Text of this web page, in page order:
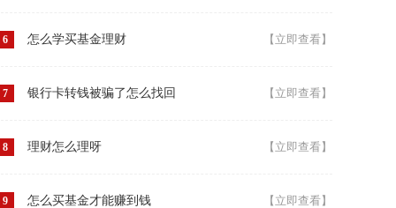
6 怎么学买基金理财 【立即查看】
7 银行卡转钱被骗了怎么找回 【立即查看】
8 理财怎么理呀 【立即查看】
9 怎么买基金才能赚到钱 【立即查看】